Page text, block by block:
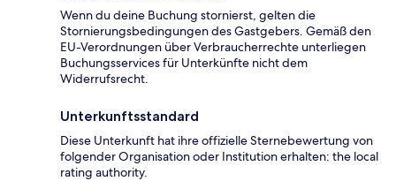
Wenn du deine Buchung stornierst, gelten die
Stornierungsbedingungen des Gastgebers. Gemäß den
EU-Verordnungen über Verbraucherrechte unterliegen
Buchungsservices für Unterkünfte nicht dem
Widerrufsrecht.
Unterkunftsstandard
Diese Unterkunft hat ihre offizielle Sternebewertung von
folgender Organisation oder Institution erhalten: the local
rating authority.